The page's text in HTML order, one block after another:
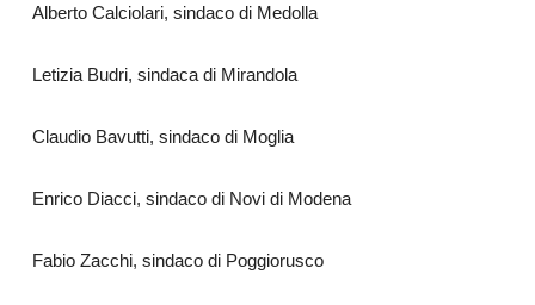
Alberto Calciolari, sindaco di Medolla
Letizia Budri, sindaca di Mirandola
Claudio Bavutti, sindaco di Moglia
Enrico Diacci, sindaco di Novi di Modena
Fabio Zacchi, sindaco di Poggiorusco